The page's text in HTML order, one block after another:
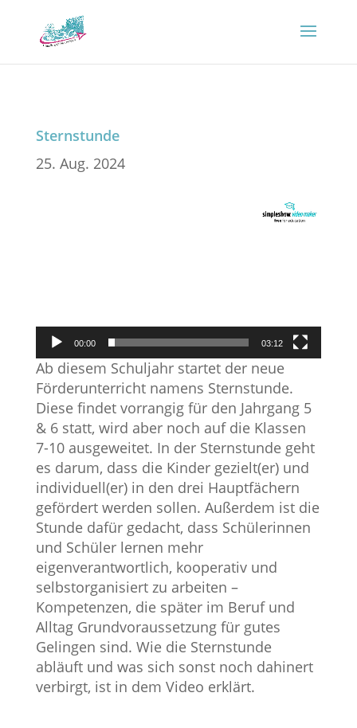
Sternstunde
25. Aug. 2024
00:00 03:12
Ab diesem Schuljahr startet der neue
Förderunterricht namens Sternstunde.
Diese findet vorrangig für den Jahrgang 5
& 6 statt, wird aber noch auf die Klassen
7-10 ausgeweitet. In der Sternstunde geht
es darum, dass die Kinder gezielt(er) und
individuell(er) in den drei Hauptfächern
gefördert werden sollen. Außerdem ist die
Stunde dafür gedacht, dass Schülerinnen
und Schüler lernen mehr
eigenverantwortlich, kooperativ und
selbstorganisiert zu arbeiten –
Kompetenzen, die später im Beruf und
Alltag Grundvoraussetzung für gutes
Gelingen sind. Wie die Sternstunde
abläuft und was sich sonst noch dahinert
verbirgt, ist in dem Video erklärt.